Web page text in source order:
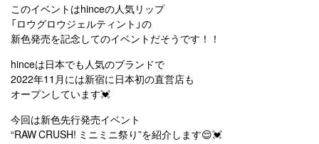
このイベントはhinceの人気リップ
「ロウグロウジェルティント」の
新色発売を記念してのイベントだそうです！！
hinceは日本でも人気のブランドで
2022年11月には新宿に日本初の直営店も
オープンしています💓
今回は新色先行発売イベント
“RAW CRUSH! ミニミニ祭り”を紹介します😌💓